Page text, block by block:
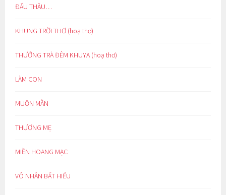
ĐẤU THẦU…
KHUNG TRỜI THƠ (hoạ thơ)
THƯỞNG TRÀ ĐÊM KHUYA (hoạ thơ)
LÀM CON
MUỘN MẰN
THƯƠNG MẸ
MIỀN HOANG MẠC
VÔ NHÂN BẤT HIẾU